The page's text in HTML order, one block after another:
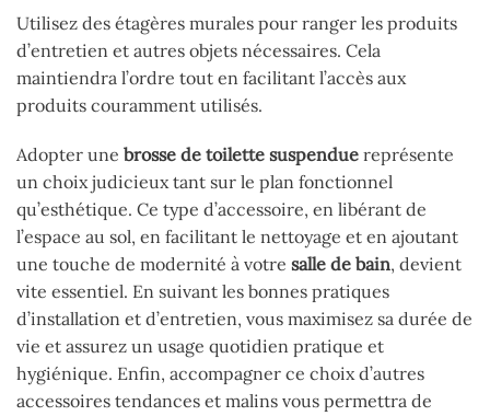
Utilisez des étagères murales pour ranger les produits
d’entretien et autres objets nécessaires. Cela
maintiendra l’ordre tout en facilitant l’accès aux
produits couramment utilisés.
Adopter une brosse de toilette suspendue représente
un choix judicieux tant sur le plan fonctionnel
qu’esthétique. Ce type d’accessoire, en libérant de
l’espace au sol, en facilitant le nettoyage et en ajoutant
une touche de modernité à votre salle de bain, devient
vite essentiel. En suivant les bonnes pratiques
d’installation et d’entretien, vous maximisez sa durée de
vie et assurez un usage quotidien pratique et
hygiénique. Enfin, accompagner ce choix d’autres
accessoires tendances et malins vous permettra de